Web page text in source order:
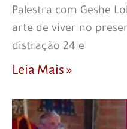
Palestra com Geshe
arte de viver no
distração 24 e
Leia Mais »